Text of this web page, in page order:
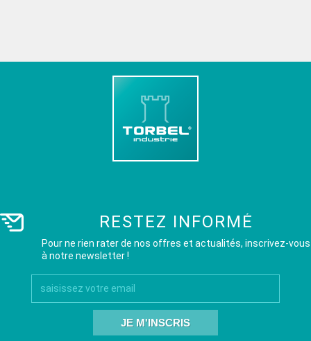
RESTEZ INFORMÉ
Pour ne rien rater de nos offres et actualités, inscrivez-vous
à notre newsletter !
JE M'INSCRIS